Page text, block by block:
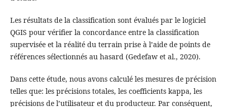
Les résultats de la classification sont évalués par le logiciel
QGIS pour vérifier la concordance entre la classification
supervisée et la réalité du terrain prise à l’aide de points de
références sélectionnés au hasard (Gedefaw et al., 2020).
Dans cette étude, nous avons calculé les mesures de précision
telles que: les précisions totales, les coefficients kappa, les
précisions de l’utilisateur et du producteur. Par conséquent,